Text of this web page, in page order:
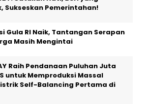
Sukseskan Pemerintahan!
Gula RI Naik, Tantangan Serapan
Masih Mengintai
Raih Pendanaan Puluhan Juta
untuk Memproduksi Massal
Self-Balancing Pertama di